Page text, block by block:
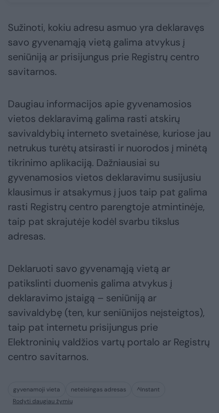
Sužinoti, kokiu adresu asmuo yra deklaravęs
savo gyvenamąją vietą galima atvykus į
seniūniją ar prisijungus prie Registrų centro
savitarnos.
Daugiau informacijos apie gyvenamosios
vietos deklaravimą galima rasti atskirų
savivaldybių interneto svetainėse, kuriose jau
netrukus turėtų atsirasti ir nuorodos į minėtą
tikrinimo aplikaciją. Dažniausiai su
gyvenamosios vietos deklaravimu susijusiu
klausimus ir atsakymus į juos taip pat galima
rasti Registrų centro parengtoje atmintinėje,
taip pat skrajutėje kodėl svarbu tikslus
adresas.
Deklaruoti savo gyvenamąją vietą ar
patikslinti duomenis galima atvykus į
deklaravimo įstaigą – seniūniją ar
savivaldybę (ten, kur seniūnijos neįsteigtos),
taip pat internetu prisijungus prie
Elektroninių valdžios vartų portalo ar Registrų
centro savitarnos.
gyvenamoji vieta neteisingas adresas
^Instant
Rodyti daugiau žymių